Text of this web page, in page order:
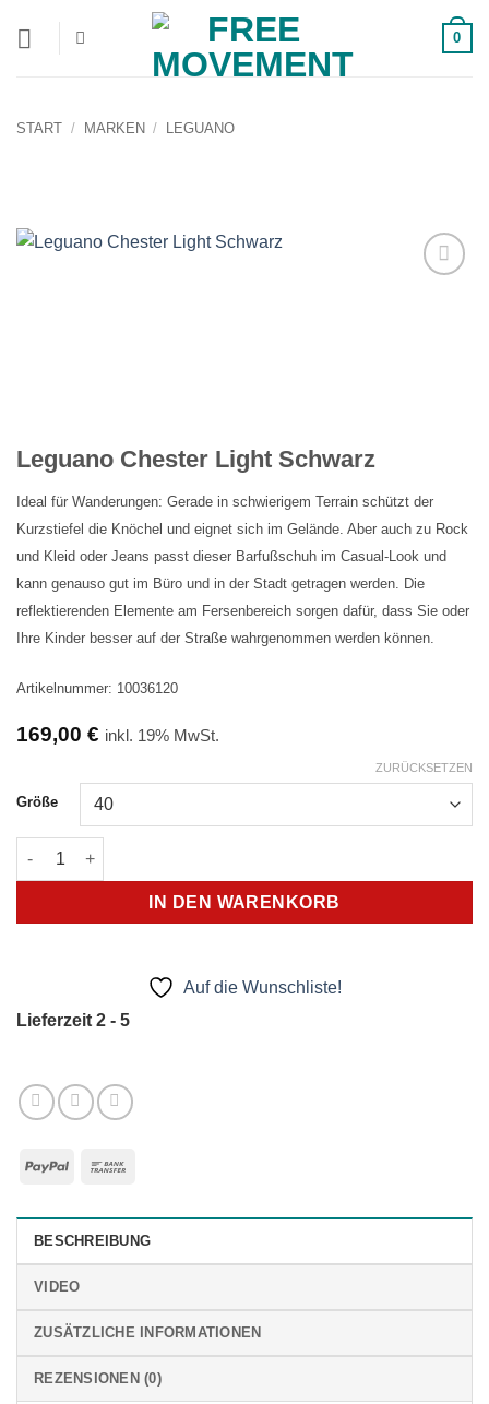
0
START / MARKEN / LEGUANO
Leguano Chester Light Schwarz
Ideal für Wanderungen: Gerade in schwierigem Terrain schützt der
Kurzstiefel die Knöchel und eignet sich im Gelände. Aber auch zu Rock
und Kleid oder Jeans passt dieser Barfußschuh im Casual-Look und
kann genauso gut im Büro und in der Stadt getragen werden. Die
reflektierenden Elemente am Fersenbereich sorgen dafür, dass Sie oder
Ihre Kinder besser auf der Straße wahrgenommen werden können.
Artikelnummer: 10036120
169,00 € inkl. 19% MwSt.
Größe
ZURÜCKSETZEN
Leguano Chester Light Schwarz Menge
IN DEN WARENKORB
Auf die Wunschliste!
Lieferzeit 2 - 5
PayPal
BESCHREIBUNG
VIDEO
ZUSÄTZLICHE INFORMATIONEN
REZENSIONEN (0)